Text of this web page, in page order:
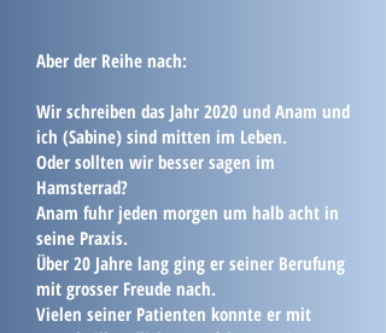
Aber der Reihe nach:
Wir schreiben das Jahr 2020 und Anam und
ich (Sabine) sind mitten im Leben.
Oder sollten wir besser sagen im
Hamsterrad?
Anam fuhr jeden morgen um halb acht in
seine Praxis.
Über 20 Jahre lang ging er seiner Berufung
mit grosser Freude nach.
Vielen seiner Patienten konnte er mit